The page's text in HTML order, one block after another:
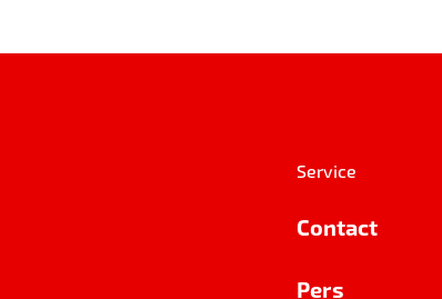
Service
Contact
Pers